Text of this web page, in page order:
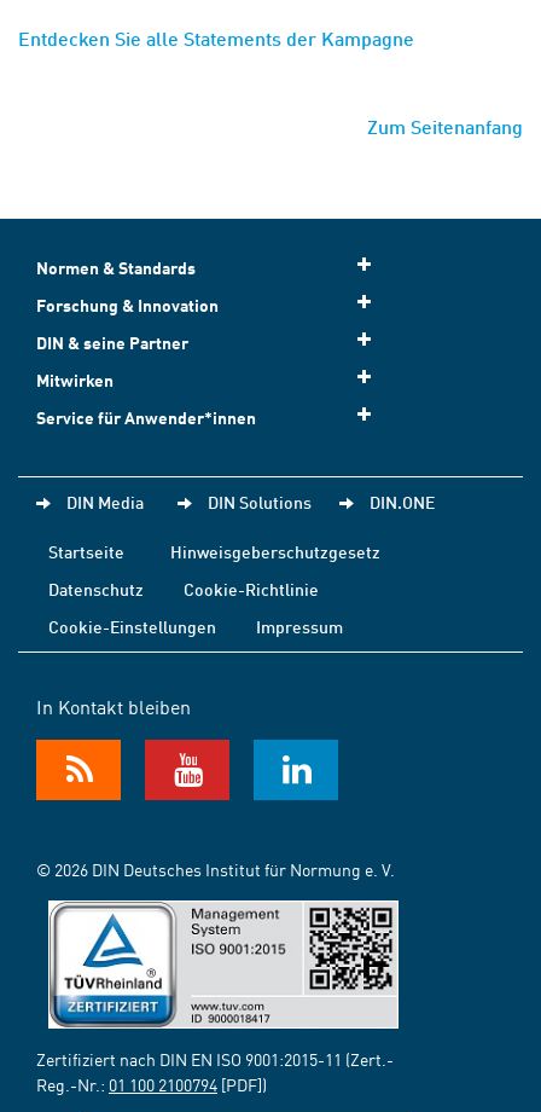
Entdecken Sie alle Statements der Kampagne
Zum Seitenanfang
Normen & Standards
Forschung & Innovation
DIN & seine Partner
Mitwirken
Service für Anwender*innen
DIN Media DIN Solutions DIN.ONE
Startseite
Hinweisgeberschutzgesetz
Datenschutz
Cookie-Richtlinie
Cookie-Einstellungen
Impressum
In Kontakt bleiben
© 2026 DIN Deutsches Institut für Normung e. V.
Zertifiziert nach DIN EN ISO 9001:2015-11 (Zert.-
Reg.-Nr.: 01 100 2100794 [PDF])